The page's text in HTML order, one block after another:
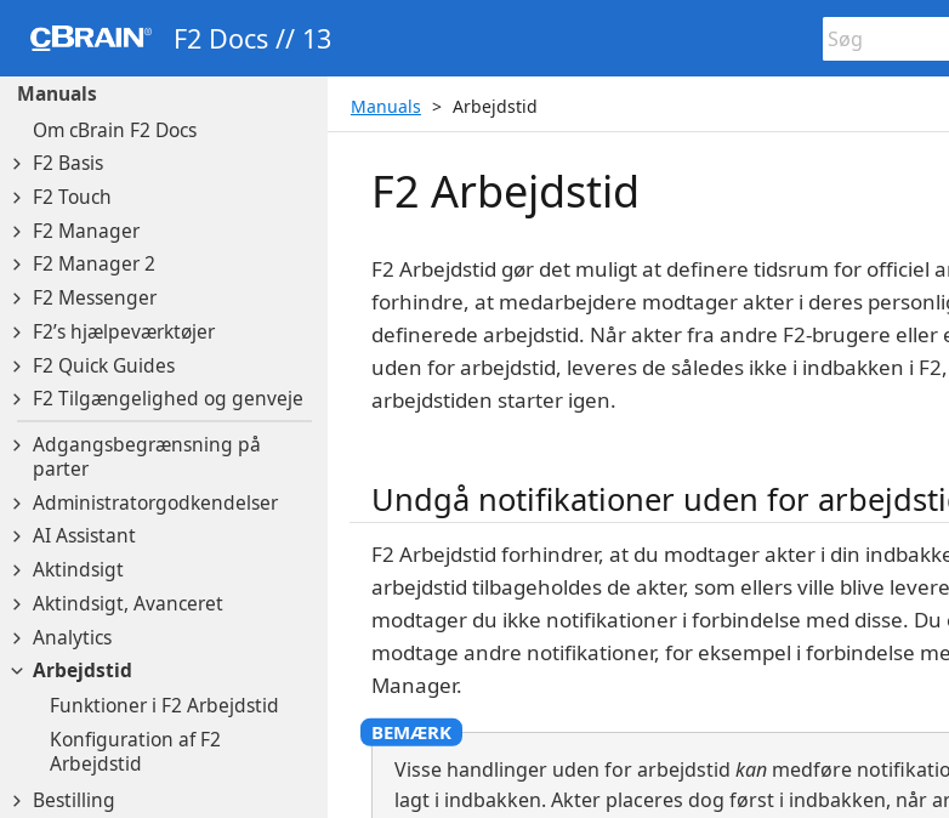
F2 Docs // 13
Manuals
Om cBrain F2 Docs
F2 Basis
F2 Touch
F2 Manager
F2 Manager 2
F2 Messenger
F2’s hjælpeværktøjer
F2 Quick Guides
F2 Tilgængelighed og genveje
Adgangsbegrænsning på
parter
Administratorgodkendelser
AI Assistant
Aktindsigt
Aktindsigt, Avanceret
Analytics
Arbejdstid
Funktioner i F2 Arbejdstid
Konfiguration af F2
Arbejdstid
Bestilling
Manuals Arbejdstid
F2 Arbejdstid
F2 Arbejdstid gør det muligt at definere tidsrum for officiel
forhindre, at medarbejdere modtager akter i deres
definerede arbejdstid. Når akter fra andre F2-brugere
uden for arbejdstid, leveres de således ikke i indbakken i
arbejdstiden starter igen.
Undgå notifikationer uden for
F2 Arbejdstid forhindrer, at du modtager akter i din
arbejdstid tilbageholdes de akter, som ellers ville blive
modtager du ikke notifikationer i forbindelse med disse.
modtage andre notifikationer, for eksempel i forbindelse
Manager.
Visse handlinger uden for arbejdstid kan medføre
lagt i indbakken. Akter placeres dog først i indbakken, når